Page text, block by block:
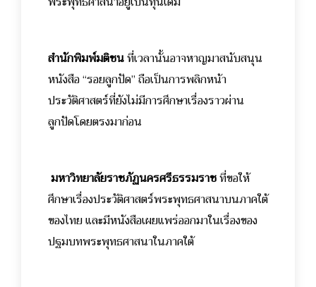
สำนักพิมพ์มติชนที่เวลานั้นอาจหาญมาสนับสนุน
หนังสือ “รอยลูกปัด” ถือเป็นการพลิกหน้า
ประวัติศาสตร์ที่ยังไม่มีการศึกษาเรื่องราวผ่าน
ลูกปัดโดยตรงมาก่อน
มหาวิทยาลัยราชภัฏนครศรีธรรมราชที่ขอให้
ศึกษาเรื่องประวัติศาสตร์พระพุทธศาสนาบนภาคใต้
ของไทย และมีหนังสือเผยแพร่ออกมาในเรื่องของ
ปฐมบทพระพุทธศาสนาในภาคใต้